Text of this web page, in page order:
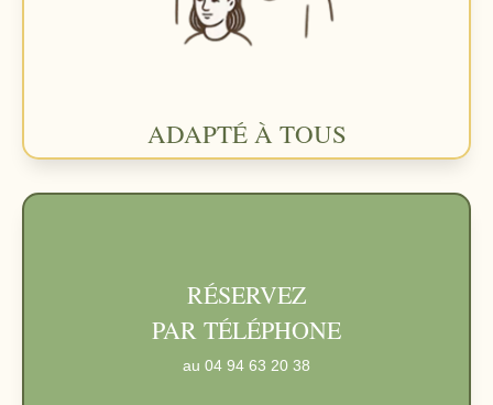
ADAPTÉ À TOUS
RÉSERVEZ
PAR TÉLÉPHONE
au 04 94 63 20 38